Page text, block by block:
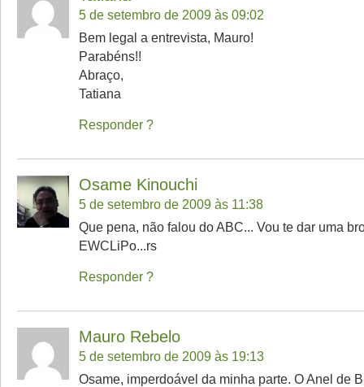
5 de setembro de 2009 às 09:02
Bem legal a entrevista, Mauro!
Parabéns!!
Abraço,
Tatiana
Responder
Osame Kinouchi
5 de setembro de 2009 às 11:38
Que pena, não falou do ABC... Vou te dar uma
EWCLiPo...rs
Responder
Mauro Rebelo
5 de setembro de 2009 às 19:13
Osame, imperdoável da minha parte. O Anel de